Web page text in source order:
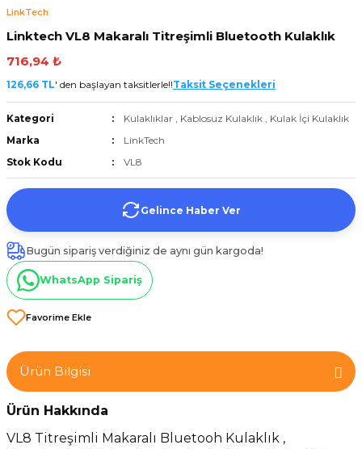
- Çoğaltıcı
LinkTech
Linktech VL8 Makaralı Titreşimli Bluetooth Kulaklık
716,94 ₺
126,66 TL' den başlayan taksitlerle!!Taksit Seçenekleri
Kategori Kulaklıklar , Kablosuz Kulaklık , Kulak İçi Kulaklık
Marka
LinkTech
Stok Kodu
VL8
Gelince Haber Ver
Bugün sipariş verdiğiniz de aynı gün kargoda!
WhatsApp Sipariş
Ürün Bilgisi
Ürün Hakkında
VL8 Titreşimli Makaralı Bluetooh Kulaklık​ ,